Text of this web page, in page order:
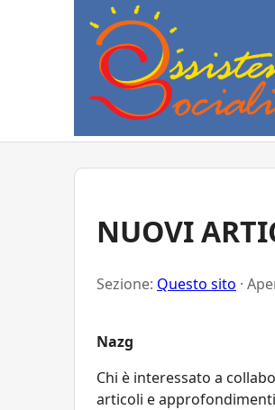
NUOVI
Sezione: Questo sito ·
Nazg
Chi è interessato a
articoli e